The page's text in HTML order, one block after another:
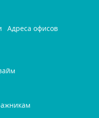
Адреса офисо